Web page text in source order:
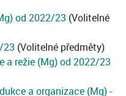
od 2022/23 (Volitelné
23 (Volitelné předměty)
a režie (Mg) od 2022/23
a organizace (Mg) -